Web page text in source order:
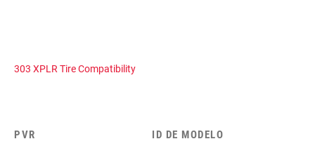
303 XPLR Tire Compatibility
PVR ID DE MODELO